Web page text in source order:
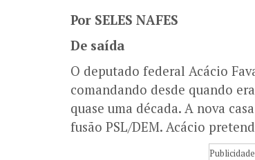
Por SELES NAFES
De saída
O deputado federal Acácio
comandando desde quando
quase uma década. A nova
fusão PSL/DEM. Acácio
Publicidade